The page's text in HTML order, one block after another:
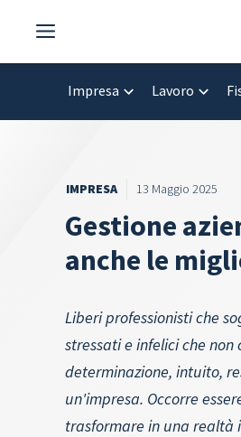
contenuto
Impresa Lavoro
IMPRESA 13 Maggio 2025
Gestione
anche le
Liberi professionisti che
stressati e infelici che
determinazione, intuito,
un'impresa. Occorre
trasformare in una realtà